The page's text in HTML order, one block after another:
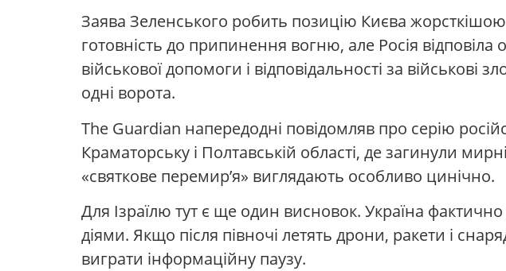
Заява Зеленського робить позицію Києва жорсткішою
готовність до припинення вогню, але Росія
військової допомоги і відповідальності за
одні ворота.
The Guardian напередодні повідомляв про серію
Краматорську і Полтавській області, де загинули
«святкове перемир’я» виглядають особливо цинічно.
Для Ізраїлю тут є ще один висновок. Україна
діями. Якщо після півночі летять дрони, ракети і
виграти інформаційну паузу.